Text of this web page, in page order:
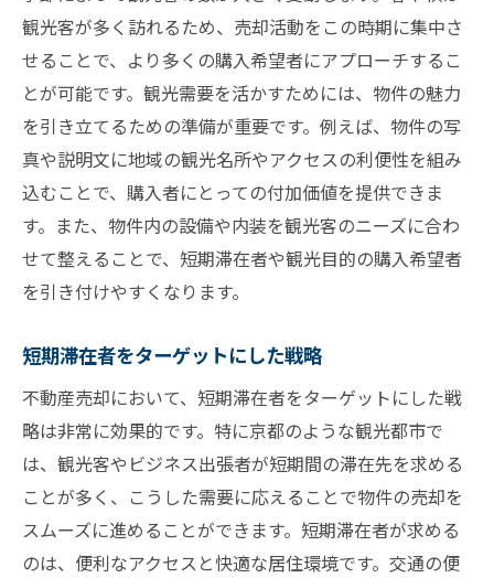
観光客が多く訪れるため、売却活動をこの時期に集中さ
せることで、より多くの購入希望者にアプローチするこ
とが可能です。観光需要を活かすためには、物件の魅力
を引き立てるための準備が重要です。例えば、物件の写
真や説明文に地域の観光名所やアクセスの利便性を組み
込むことで、購入者にとっての付加価値を提供できま
す。また、物件内の設備や内装を観光客のニーズに合わ
せて整えることで、短期滞在者や観光目的の購入希望者
を引き付けやすくなります。
短期滞在者をターゲットにした戦略
不動産売却において、短期滞在者をターゲットにした戦
略は非常に効果的です。特に京都のような観光都市で
は、観光客やビジネス出張者が短期間の滞在先を求める
ことが多く、こうした需要に応えることで物件の売却を
スムーズに進めることができます。短期滞在者が求める
のは、便利なアクセスと快適な居住環境です。交通の便